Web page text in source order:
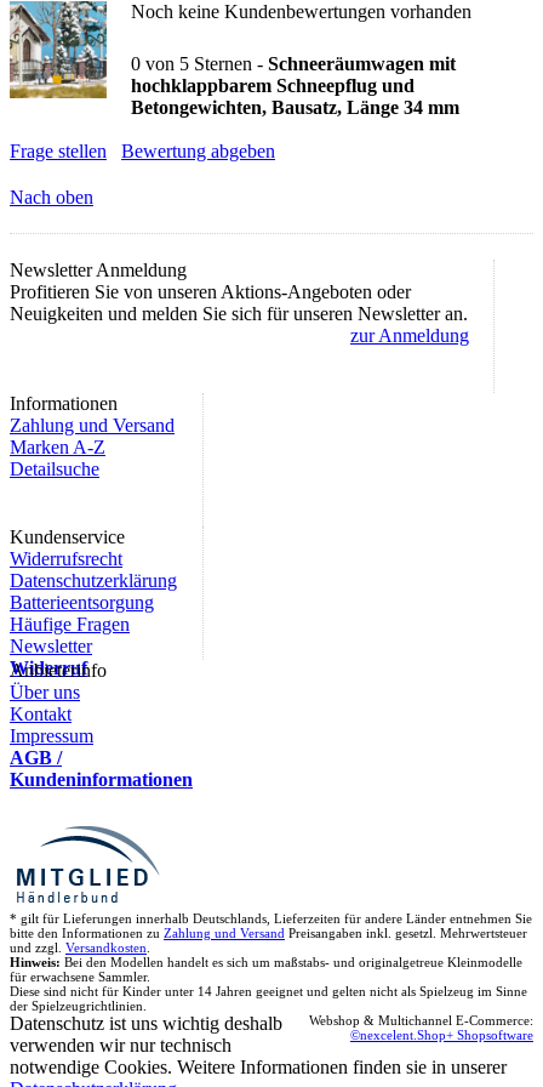
Noch keine Kundenbewertungen vorhanden
0 von 5 Sternen - Schneeräumwagen mit
hochklappbarem Schneepflug und
Betongewichten, Bausatz, Länge 34 mm
Frage stellen Bewertung abgeben
Nach oben
Newsletter Anmeldung
Profitieren Sie von unseren Aktions-Angeboten oder
Neuigkeiten und melden Sie sich für unseren Newsletter an.
zur Anmeldung
Informationen
Zahlung und Versand
Marken A-Z
Detailsuche
Kundenservice
Widerrufsrecht
Datenschutzerklärung
Batterieentsorgung
Häufige Fragen
Newsletter
Widerruf
Anbieterinfo
Über uns
Kontakt
Impressum
AGB /
Kundeninformationen
* gilt für Lieferungen innerhalb Deutschlands, Lieferzeiten für andere Länder entnehmen Sie
bitte den Informationen zu Zahlung und Versand Preisangaben inkl. gesetzl. Mehrwertsteuer
und zzgl. Versandkosten
Hinweis: Bei den Modellen handelt es sich um maßstabs- und originalgetreue Kleinmodelle
für erwachsene Sammler.
Diese sind nicht für Kinder unter 14 Jahren geeignet und gelten nicht als Spielzeug im Sinne
der Spielzeugrichtlinien.
Webshop & Multichannel E-Commerce:
©nexcelent.Shop+ Shopsoftware
Datenschutz ist uns wichtig deshalb
verwenden wir nur technisch
notwendige Cookies. Weitere Informationen finden sie in unserer